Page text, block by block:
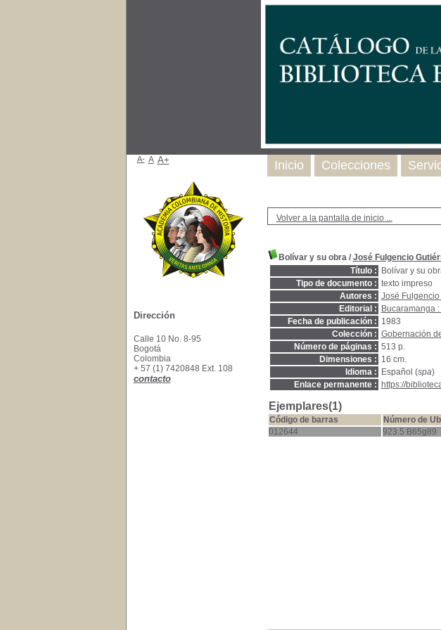
Volver a la pantalla de inicio ...
Bolívar y su obra/ José Fulgencio
Título :
Bolívar y su
Tipo de documento : texto impreso
Autores : José
Editorial :
Bucaramanga
Fecha de publicación : 1983
Colección : Gobernación
Número de páginas : 513 p.
Dimensiones : 16 cm.
Idioma :
Español (spa)
Enlace permanente :
https://
Ejemplares(1)
Código de barras Número de
012644
923.5 B65g89
Inicio Colecciones
A- A A+
Dirección
Calle 10 No. 8-95
Bogotá
Colombia
+ 57 (1) 7420848 Ext. 108
contacto